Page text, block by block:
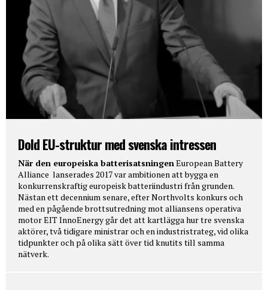
Dold EU-struktur med svenska intressen
När den europeiska batterisatsningen European Battery
Alliance lanserades 2017 var ambitionen att bygga en
konkurrenskraftig europeisk batteriindustri från grunden.
Nästan ett decennium senare, efter Northvolts konkurs och
med en pågående brottsutredning mot alliansens operativa
motor EIT InnoEnergy går det att kartlägga hur tre svenska
aktörer, två tidigare ministrar och en industristrateg, vid olika
tidpunkter och på olika sätt över tid knutits till samma
nätverk.